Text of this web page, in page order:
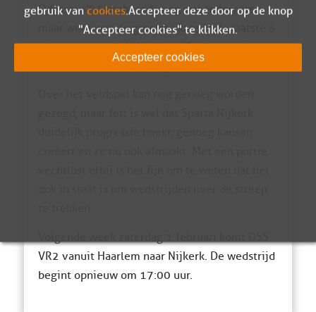
Odysseus’91 probeerde nog wat te forceren,
maar weer was de grootste kans in de laatste 5
minuten voor de Nijkerkers. Zonder resultaat,
zodat de wedstrijd eindigde in 3-2.
VR2 vanuit Haarlem naar Nijkerk. De wedstrijd
begint opnieuw om 17:00 uur.
gebruik van cookies. Accepteer deze door op de knop
"Accepteer cookies" te klikken.
Accepteer cookies